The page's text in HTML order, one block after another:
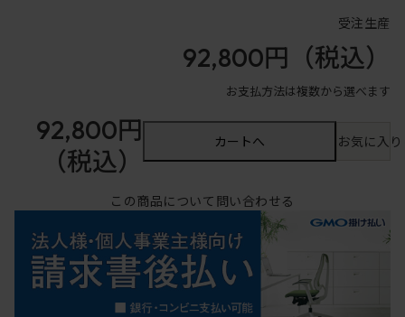
受注生産
92,800円 （税込）
お支払方法は複数から選べます
92,800円
（税込）
カートへ お気に入
この商品について問い合わせる